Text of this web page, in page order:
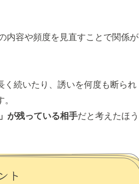
内容や頻度を見直すことで関係が
く続いたり、誘いを何度も断られ
が残っている相手だと考えたほう
ト